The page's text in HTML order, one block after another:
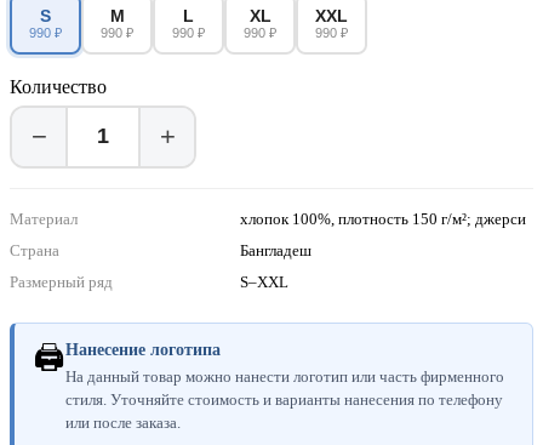
S
990 ₽
M
990 ₽
L
990 ₽
XL
990 ₽
XXL
990 ₽
Количество
− +
Материал
хлопок 100%, плотность 150 г/м²; джерси
Страна
Бангладеш
Размерный ряд
S–XXL
🖨Нанесение логотипа
На данный товар можно нанести логотип или часть фирменного
стиля. Уточняйте стоимость и варианты нанесения по телефону
или после заказа.